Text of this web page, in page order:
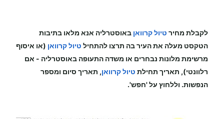
לקבלת מחיר טיול קרוואן באוסטרליה אנא מלאו בתיבות
הטקסט מעלה את העיר בה תרצו להתחיל טיול קרוואן (או איסוף
מרשימת מלונות נבחרים או משדה התעופה באוסטרליה - אם
רלוונטי), תאריך תחילת טיול קרוואן, תאריך סיום ומספר
הנפשות. וללחוץ על 'חפש'.